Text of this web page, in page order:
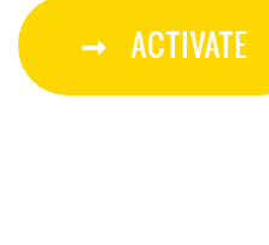
ACTIVATE